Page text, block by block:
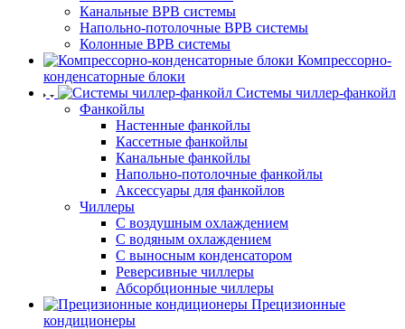
Канальные ВРВ системы
Напольно-потолочные ВРВ системы
Колонные ВРВ системы
Компрессорно-
конденсаторные блоки
Системы чиллер-фанкойл
Фанкойлы
Настенные фанкойлы
Кассетные фанкойлы
Канальные фанкойлы
Напольно-потолочные фанкойлы
Аксессуары для фанкойлов
Чиллеры
С воздушным охлаждением
С водяным охлаждением
С выносным конденсатором
Реверсивные чиллеры
Абсорбционные чиллеры
Прецизионные
кондиционеры